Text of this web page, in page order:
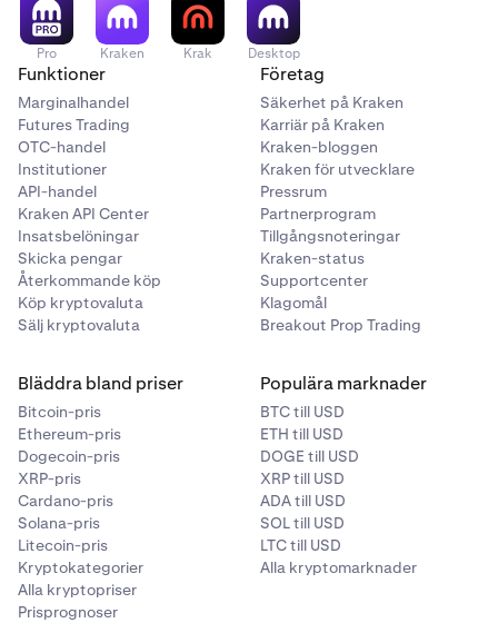
kan du se alla dina tokens över alla nätverk.
När du har valt token anger du det belopp av denna
token (t.ex. 0,005 ETH), eller så kan du ange
beloppet i USD (t.ex. $10). Du kan växla mellan
inmatningsmetoder genom att klicka på
dubbelpilarna vid priset.
diagrammet för. Sökfältet finns högst upp på varje
sida
i Beholder.
2
När du klickar på sökfältet kan du manuellt skriva in
namnet på en token, klistra in kontraktadressen för
en token, eller utforska vår utvalda lista över
tillgångar.
3 Efter att ha hittat den token du villväxla till,
den för att öppna tillgångssidan. Ett
växlingsformulär kommer också automatiskt att
mata in denna token i avsnittet
Pro Kraken Krak Desktop
Funktioner
Marginalhandel
Futures Trading
OTC-handel
Institutioner
API-handel
Kraken API Center
Insatsbelöningar
Skicka pengar
Återkommande köp
Köp kryptovaluta
Sälj kryptovaluta
Företag
Säkerhet på Kraken
Karriär på Kraken
Kraken-bloggen
Kraken för utvecklare
Pressrum
Partnerprogram
Tillgångsnoteringar
Kraken-status
Supportcenter
Klagomål
Breakout Prop Trading
Bläddra bland priser
Bitcoin-pris
Ethereum-pris
Dogecoin-pris
XRP-pris
Cardano-pris
Solana-pris
Litecoin-pris
Kryptokategorier
Alla kryptopriser
Prisprognoser
Populära marknader
BTC till USD
ETH till USD
DOGE till USD
XRP till USD
ADA till USD
SOL till USD
LTC till USD
Alla kryptomarknader